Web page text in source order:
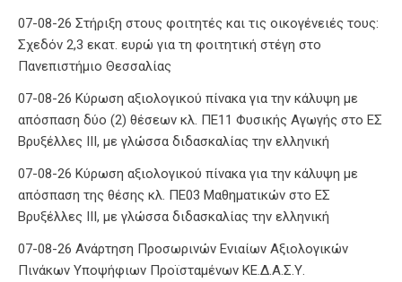
07-08-26 Στήριξη στους φοιτητές και τις οικογένειές τους:
Σχεδόν 2,3 εκατ. ευρώ για τη φοιτητική στέγη στο
Πανεπιστήμιο Θεσσαλίας
07-08-26 Κύρωση αξιολογικού πίνακα για την κάλυψη με
απόσπαση δύο (2) θέσεων κλ. ΠΕ11 Φυσικής Αγωγής στο ΕΣ
Βρυξέλλες ΙΙΙ, με γλώσσα διδασκαλίας την ελληνική
07-08-26 Κύρωση αξιολογικού πίνακα για την κάλυψη με
απόσπαση της θέσης κλ. ΠΕ03 Μαθηματικών στο ΕΣ
Βρυξέλλες ΙΙΙ, με γλώσσα διδασκαλίας την ελληνική
07-08-26 Ανάρτηση Προσωρινών Ενιαίων Αξιολογικών
Πινάκων Υποψήφιων Προϊσταμένων ΚΕ.Δ.Α.Σ.Υ.